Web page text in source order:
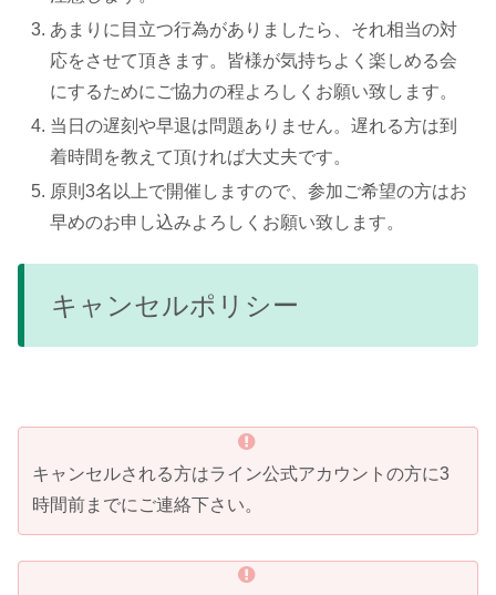
あまりに目立つ行為がありましたら、それ相当の対
応をさせて頂きます。皆様が気持ちよく楽しめる会
にするためにご協力の程よろしくお願い致します。
当日の遅刻や早退は問題ありません。遅れる方は到
着時間を教えて頂ければ大丈夫です。
原則3名以上で開催しますので、参加ご希望の方はお
早めのお申し込みよろしくお願い致します。
キャンセルポリシー
キャンセルされる方はライン公式アカウントの方に3
時間前までにご連絡下さい。